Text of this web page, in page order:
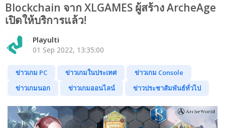
Blockchain จาก XLGAMES ผู้สร้าง ArcheAge
เปิดให้บริการแล้ว!
Playulti
01 Sep 2022, 13:35:00
ข่าวเกม PC ข่าวเกมในประเทศ
ข่าวเกม Console
ข่าวเกมนอก
ข่าวเกมออนไลน์ ข่าวประชาสัมพันธ์ทั่วไป